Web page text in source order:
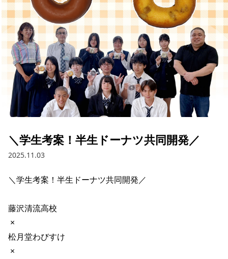
お問い合わせ
Contact us in English
＼学生考案！半生ドーナツ共同開発／
2025.11.03
＼学生考案！半生ドーナツ共同開発／
藤沢清流高校
松月堂わびすけ